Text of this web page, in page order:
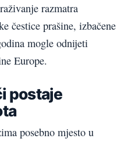
razmatra
čestice prašine, izbačene
mogle odnijeti
Europe.
postaje
posebno mjesto u